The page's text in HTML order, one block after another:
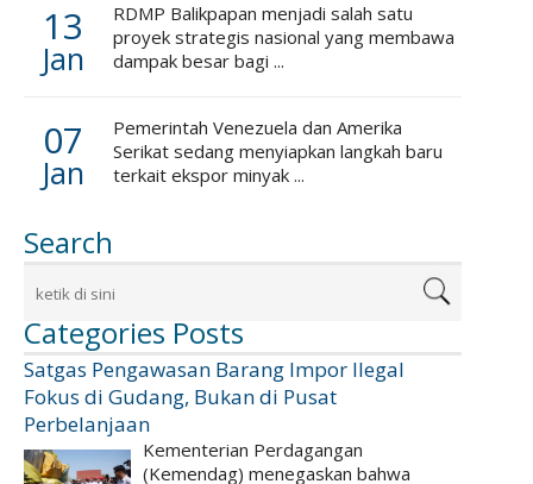
13
Jan
RDMP Balikpapan menjadi salah satu
proyek strategis nasional yang membawa
dampak besar bagi ...
07
Jan
Pemerintah Venezuela dan Amerika
Serikat sedang menyiapkan langkah baru
terkait ekspor minyak ...
Search
Categories Posts
Satgas Pengawasan Barang Impor Ilegal
Fokus di Gudang, Bukan di Pusat
Perbelanjaan
Kementerian Perdagangan
(Kemendag) menegaskan bahwa